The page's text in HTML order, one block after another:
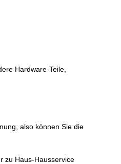
Hardware-Teile,
also können Sie die
zu Haus-Hausservice